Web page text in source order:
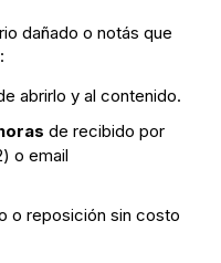
dañado o notás que
abrirlo y al contenido.
de recibido por
o email
o reposición sin costo